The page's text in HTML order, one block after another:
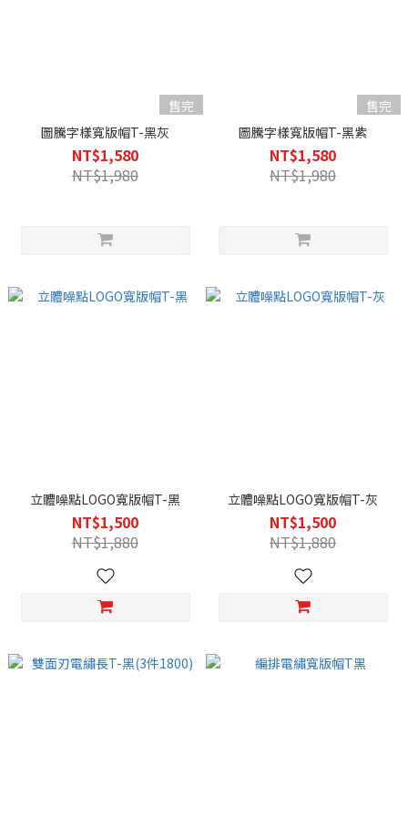
售完
圖騰字樣寬版帽T-黑灰
NT$1,580
NT$1,980
售完
圖騰字樣寬版帽T-黑紫
NT$1,580
NT$1,980
立體噪點LOGO寬版帽T-黑
NT$1,500
NT$1,880
立體噪點LOGO寬版帽T-灰
NT$1,500
NT$1,880